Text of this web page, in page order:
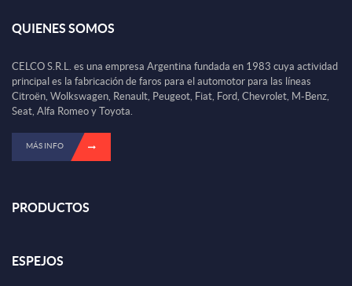
QUIENES SOMOS
CELCO S.R.L. es una empresa Argentina fundada en 1983 cuya actividad
principal es la fabricación de faros para el automotor para las líneas
Citroën, Wolkswagen, Renault, Peugeot, Fiat, Ford, Chevrolet, M-Benz,
Seat, Alfa Romeo y Toyota.
MÁS INFO
PRODUCTOS
ESPEJOS